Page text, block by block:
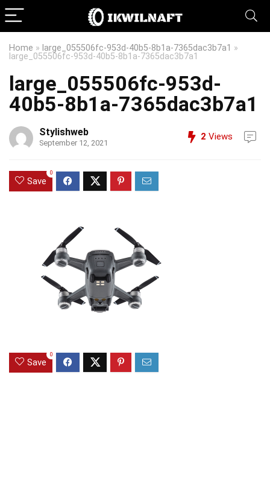
Home » large_055506fc-953d-40b5-8b1a-7365dac3b7a1 »
large_055506fc-953d-40b5-8b1a-7365dac3b7a1
large_055506fc-953d-
40b5-8b1a-7365dac3b7a1
Stylishweb
September 12, 2021
2 Views
Save
0
Save
0